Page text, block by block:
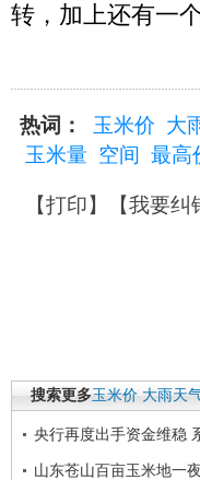
转，加上还有一
热词： 玉米价 大
玉米量 空间 最高
【打印】【我要纠
搜索更多玉米价 大雨天
央行再度出手资金维稳
山东苍山百亩玉米地一